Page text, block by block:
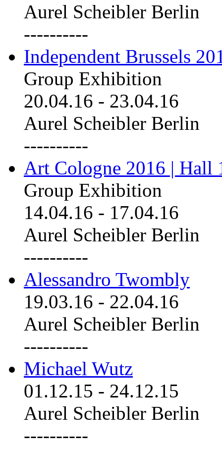
Aurel Scheibler Berlin
----------
Independent Brussels
Group Exhibition
20.04.16 - 23.04.16
Aurel Scheibler Berlin
----------
Art Cologne 2016 | Hall
Group Exhibition
14.04.16 - 17.04.16
Aurel Scheibler Berlin
----------
Alessandro Twombly
19.03.16 - 22.04.16
Aurel Scheibler Berlin
----------
Michael Wutz
01.12.15 - 24.12.15
Aurel Scheibler Berlin
----------